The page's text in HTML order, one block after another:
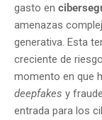
gasto en
amenazas
generativa. Esta
creciente de
momento en que
deepfakes y
entrada para los